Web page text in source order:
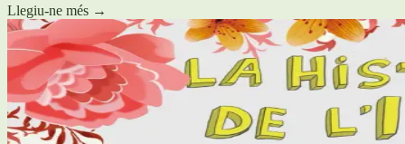
Llegiu-ne més →